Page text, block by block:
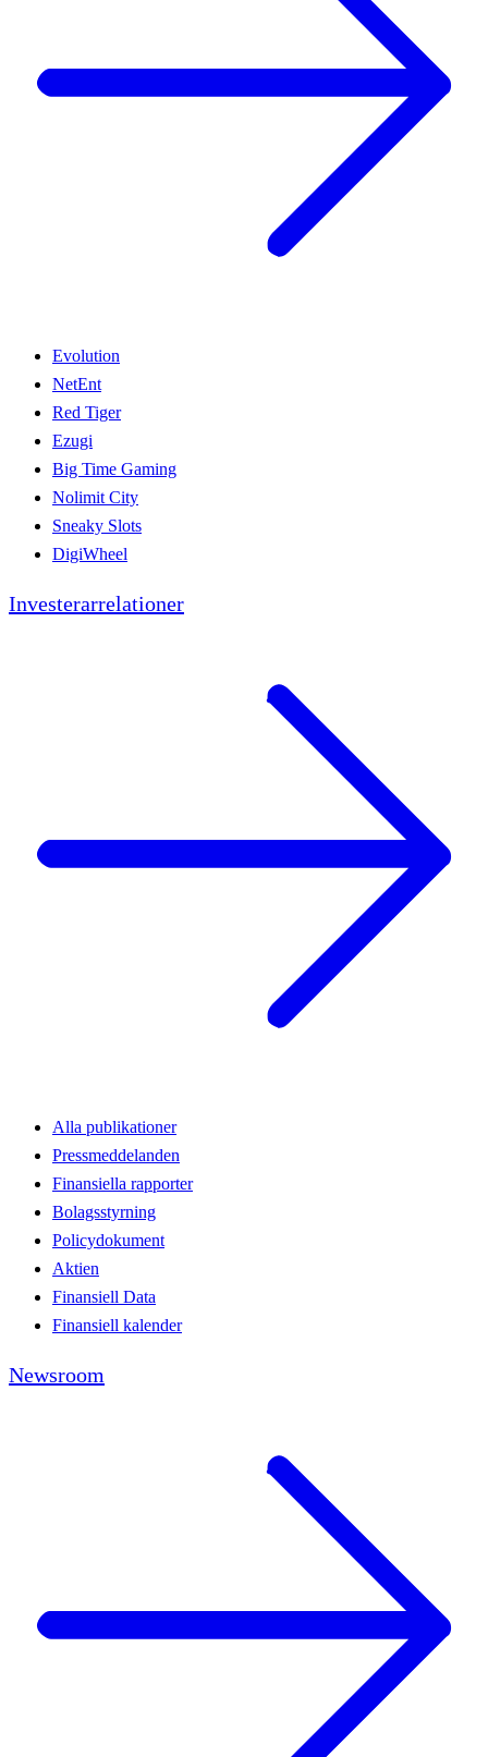
Evolution
NetEnt
Red Tiger
Ezugi
Big Time Gaming
Nolimit City
Sneaky Slots
DigiWheel
Investerarrelationer
Alla publikationer
Pressmeddelanden
Finansiella rapporter
Bolagsstyrning
Policydokument
Aktien
Finansiell Data
Finansiell kalender
Newsroom